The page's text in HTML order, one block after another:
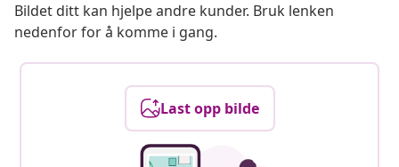
Bildet ditt kan hjelpe andre kunder. Bruk lenken
nedenfor for å komme i gang.
Last opp bilde